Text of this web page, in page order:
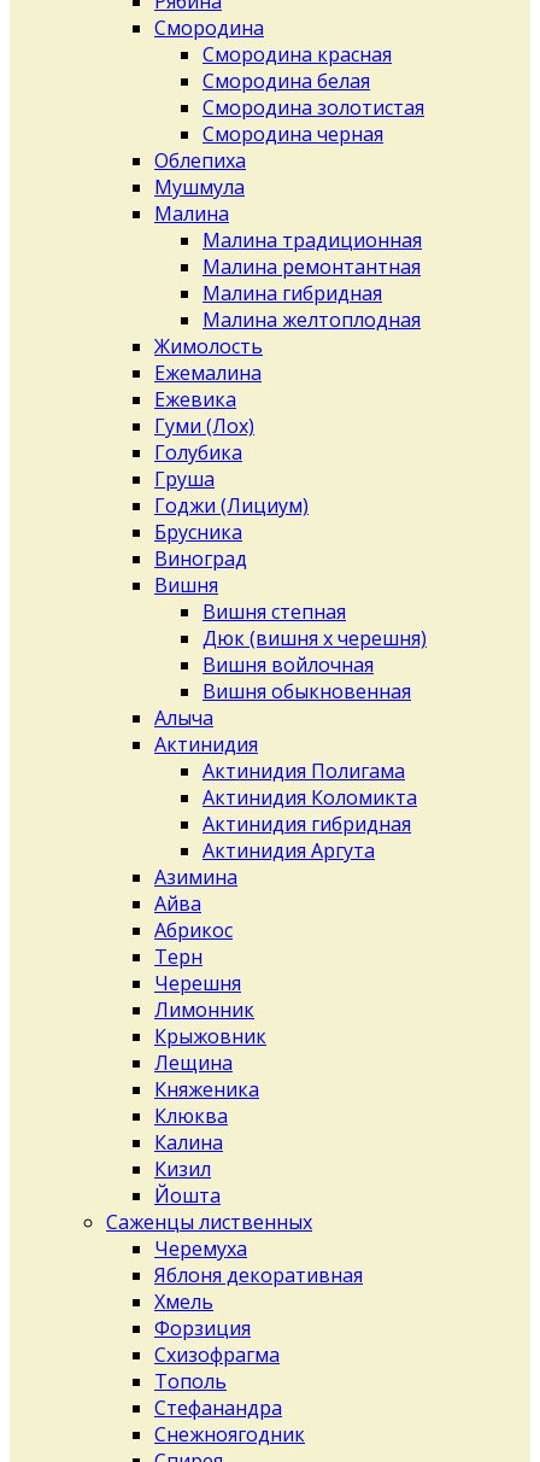
Смородина
Смородина красная
Смородина белая
Смородина золотистая
Смородина черная
Облепиха
Мушмула
Малина
Малина традиционная
Малина ремонтантная
Малина гибридная
Малина желтоплодная
Жимолость
Ежемалина
Ежевика
Гуми (Лох)
Голубика
Груша
Годжи (Лициум)
Брусника
Виноград
Вишня
Вишня степная
Дюк (вишня х черешня)
Вишня войлочная
Вишня обыкновенная
Алыча
Актинидия
Актинидия Полигама
Актинидия Коломикта
Актинидия гибридная
Актинидия Аргута
Азимина
Айва
Абрикос
Терн
Черешня
Лимонник
Крыжовник
Лещина
Княженика
Клюква
Калина
Кизил
Йошта
Саженцы лиственных
Черемуха
Яблоня декоративная
Хмель
Форзиция
Схизофрагма
Тополь
Стефанандра
Снежноягодник